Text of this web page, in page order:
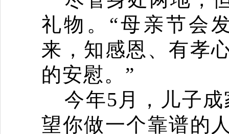
礼物。 “母亲节会
来，知感恩、有孝
的安慰。 ”
今年5 月，儿子
望你做一个靠谱的